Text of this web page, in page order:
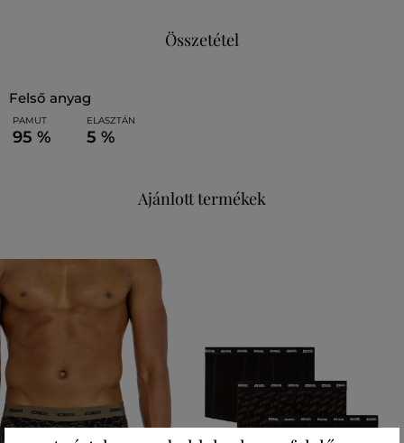
Összetétel
felső anyag
PAMUT
95 %
ELASZTÁN
5 %
Ajánlott termékek